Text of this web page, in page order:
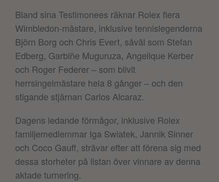
Bland sina Testimonees räknar Rolex flera
Wimbledon-mästare, inklusive tennislegenderna
Björn Borg och Chris Evert, såväl som Stefan
Edberg, Garbiñe Muguruza, Angelique Kerber
och Roger Federer – som blivit
herrsingelmästare hela 8 gånger – och den
stigande stjärnan Carlos Alcaraz.
Dagens ledande förmågor, inklusive Rolex
familjemedlemmar Iga Swiatek, Jannik Sinner
och Coco Gauff, strävar efter att förena sig med
dessa storheter på listan över vinnare av denna
aktade turnering.